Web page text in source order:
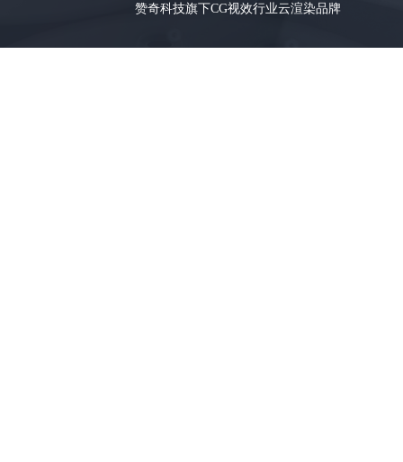
赞奇科技旗下CG视效行业云渲染品牌